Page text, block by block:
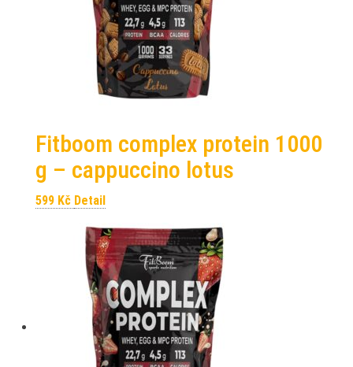
Fitboom complex protein 1000
g – cappuccino lotus
599 Kč Detail